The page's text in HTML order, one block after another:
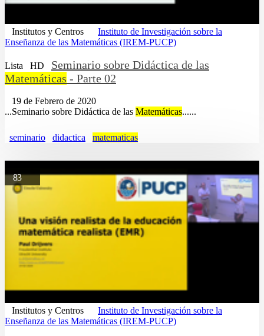
Institutos y Centros
Instituto de Investigación sobre la
Enseñanza de las Matemáticas (IREM-PUCP)
Lista HD
Seminario sobre Didáctica de las
Matemáticas - Parte 02
19 de Febrero de 2020
...Seminario sobre Didáctica de las Matemáticas......
seminario didactica matematicas
83
Institutos y Centros
Instituto de Investigación sobre la
Enseñanza de las Matemáticas (IREM-PUCP)